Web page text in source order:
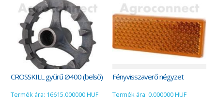
CROSSKILL gyűrű Ø400 (belső)
Termék ára: 16615.000000 HUF
Fényvisszaverő négyzet
Termék ára: 0.000000 HUF